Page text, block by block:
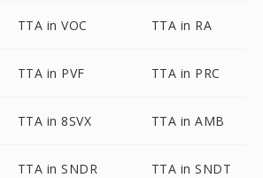
TTA in VOC TTA in RA
TTA in PVF TTA in PRC
TTA in 8SVX TTA in AMB
TTA in SNDR TTA in SNDT